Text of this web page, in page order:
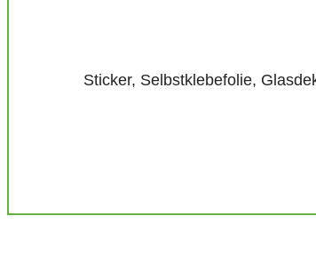
Sticker, Selbstklebefolie,